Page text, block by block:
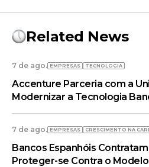
Related News
7 de ago. EMPRESAS TECNOLOGIA
Accenture Parceria com a
Modernizar a Tecnologia
7 de ago. EMPRESAS CRESCIMENTO NA
Bancos Espanhóis Contratam
Proteger-se Contra o